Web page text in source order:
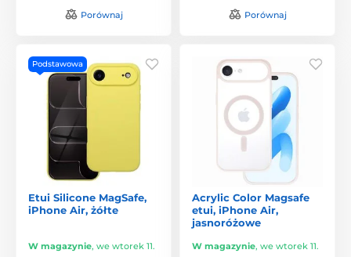
Porównaj Porównaj
Podstawowa
Etui Silicone MagSafe,
iPhone Air, żółte
W magazynie, we wtorek 11.
Acrylic Color Magsafe
etui, iPhone Air,
jasnoróżowe
W magazynie, we wtorek 11.